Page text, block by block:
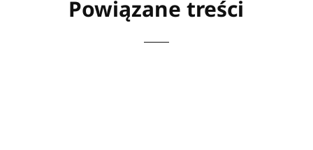
Powiązane treści